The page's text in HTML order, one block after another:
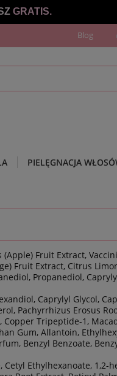
GRATIS.
Blog
PIELĘGNACJA
Fruit Extract,
Fruit Extract, Citrus
Propanediol,
Caprylyl Glycol,
Pachyrrhizus Erosus
Tripeptide-1,
Gum, Allantoin,
Benzyl Benzoate,
Ethylhexanoate, 1,2-